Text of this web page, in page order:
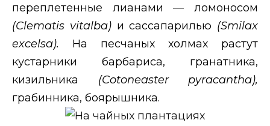
переплетенные лианами — ломоносом
(Clematis vitalba) и сассапарилью (Smilax
excelsa). На песчаных холмах растут
кустарники барбариса, гранатника,
кизильника (Cotoneaster pyracantha),
грабинника, боярышника.